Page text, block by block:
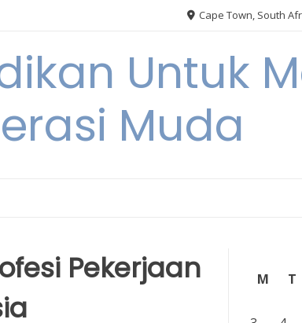
Cape Town, South
Untuk
Muda
Pekerjaan
M
T